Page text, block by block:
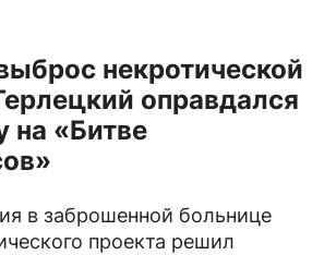
некротической
оправдался
на «Битве
в заброшенной больнице
проекта решил